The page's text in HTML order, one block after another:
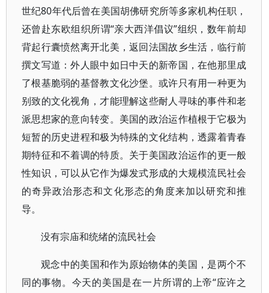
世纪80年代后曾在美国胡佛研究所等多家机构任职，
还曾赴东欧组织所谓“亲大西洋倡议”组织，数年前却
背起行囊愤然离开北美，返回法国故乡生活，临行前
撰文写道：外人眼中如日中天的新帝国，在他那里成
了根基脆弱的基督教文化沙堡。或许只有用一种更为
别致的文化视角，才能理解这些耐人寻味的事件和老
派思想家的意向转变。美国的政治运作植根于它极为
短暂的历史进程和极为特殊的文化结构，透露着青春
期特征和不着调的特质。关于美国政治运作的更一般
性知识，可以从它作为爆发式形成的大规模流民社会
的奇异政治形态和文化形态的角度来加以研究和推
导。
没有宗庙和统绪的流民社会
观念中的美国和作为原始物体的美国，是两个不
同的事物。今天的美国是在一片所谓的上帝“应许之